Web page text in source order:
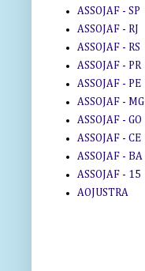
ASSOJAF - SP
ASSOJAF - RJ
ASSOJAF - RS
ASSOJAF - PR
ASSOJAF - PE
ASSOJAF - MG
ASSOJAF - GO
ASSOJAF - CE
ASSOJAF - BA
ASSOJAF - 15
AOJUSTRA